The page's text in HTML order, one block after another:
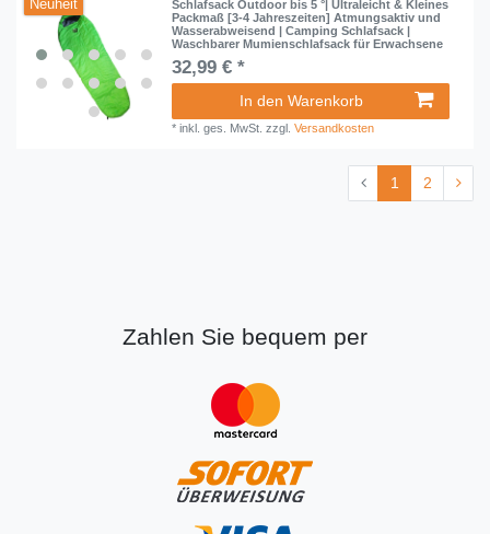
Neuheit
Schlafsack Outdoor bis 5 °| Ultraleicht & Kleines
Packmaß [3-4 Jahreszeiten] Atmungsaktiv und
Wasserabweisend | Camping Schlafsack |
Waschbarer Mumienschlafsack für Erwachsene
32,99 € *
In den Warenkorb
*inkl. ges. MwSt. zzgl.Versandkosten
1 2
Zahlen Sie bequem per